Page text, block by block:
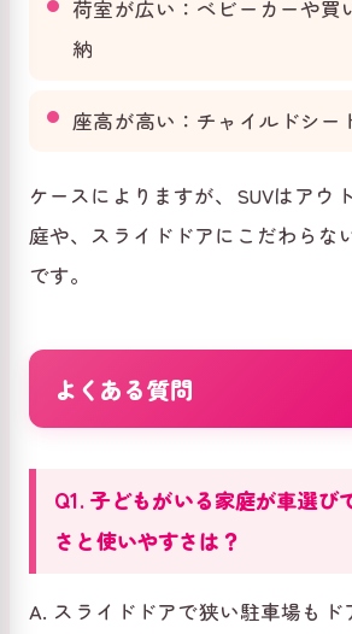
荷室が広い：ベビーカーや買
納
座高が高い：チャイルドシー
ケースによりますが、SUVはアウ
庭や、スライドドアにこだわらな
です。
よくある質問
Q1. 子どもがいる家庭が車選び
さと使いやすさは？
A. スライドドアで狭い駐車場もド